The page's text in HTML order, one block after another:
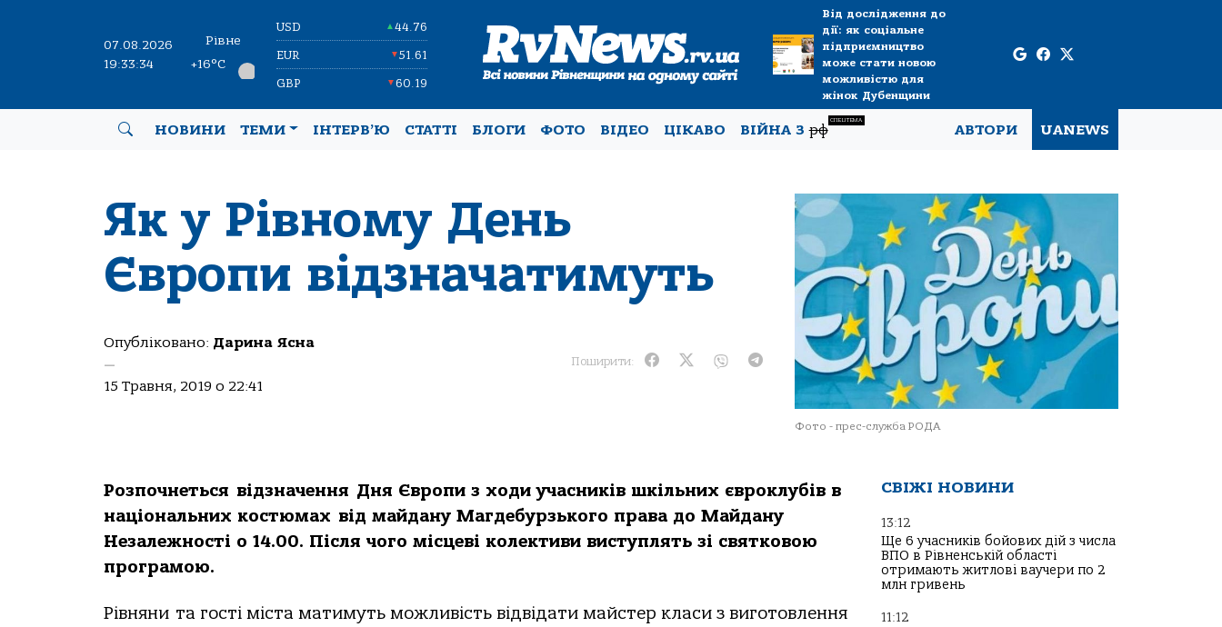
07.08.2026
19:33:35
Рівне
+16°C
USD ▲44.76
EUR ▼51.61
GBP ▼60.19
Від дослідження до
дії: як соціальне
підприємництво
може стати новою
можливістю для
жінок Дубенщини
НОВИНИ ТЕМИ ІНТЕРВ’Ю СТАТТІ БЛОГИ ФОТО ВІДЕО ЦІКАВО ВІЙНА Зрф
СПЕЦТЕМА
АВТОРИ UANEWS
Як у Рівному День
Європи відзначатимуть
Опубліковано: Дарина Ясна
—
15 Травня, 2019 о 22:41
Поширити:
Фото - прес-служба РОДА
Розпочнеться відзначення Дня Європи з ходи учасників шкільних євроклубів в
національних костюмах від майдану Магдебурзького права до Майдану
Незалежності о 14.00. Після чого місцеві колективи виступлять зі святковою
програмою.
Рівняни та гості міста матимуть можливість відвідати майстер класи з виготовлення
СВІЖІ НОВИНИ
13:12
Ще 6 учасників бойових дій з числа
ВПО в Рівненській області
отримають житлові ваучери по 2
млн гривень
11:12